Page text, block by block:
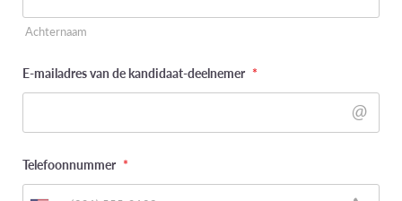
Achternaam
E-mailadres van de kandidaat-deelnemer *
Telefoonnummer *